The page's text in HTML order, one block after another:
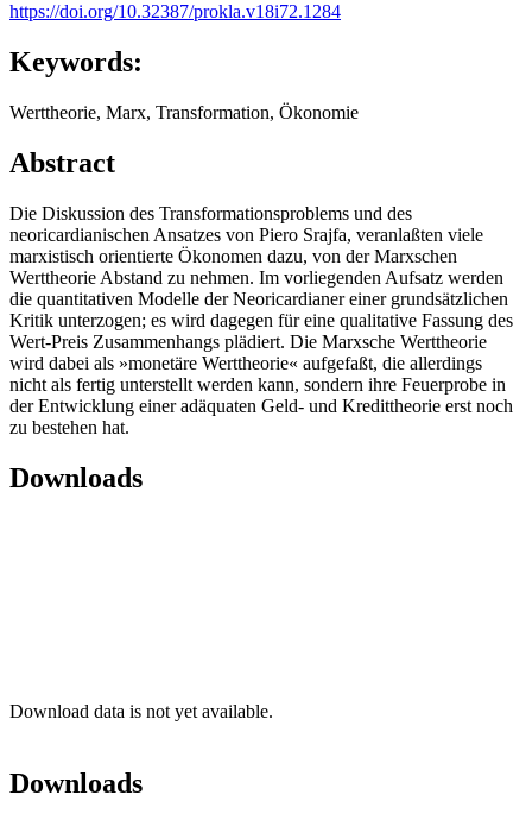
https://doi.org/10.32387/prokla.v18i72.1284
Keywords:
Werttheorie, Marx, Transformation, Ökonomie
Abstract
Die Diskussion des Transformationsproblems und des
neoricardianischen Ansatzes von Piero Srajfa, veranlaßten viele
marxistisch orientierte Ökonomen dazu, von der Marxschen
Werttheorie Abstand zu nehmen. Im vorliegenden Aufsatz werden
die quantitativen Modelle der Neoricardianer einer grundsätzlichen
Kritik unterzogen; es wird dagegen für eine qualitative Fassung des
Wert-Preis Zusammenhangs plädiert. Die Marxsche Werttheorie
wird dabei als »monetäre Werttheorie« aufgefaßt, die allerdings
nicht als fertig unterstellt werden kann, sondern ihre Feuerprobe in
der Entwicklung einer adäquaten Geld- und Kredittheorie erst noch
zu bestehen hat.
Downloads
Download data is not yet available.
Downloads